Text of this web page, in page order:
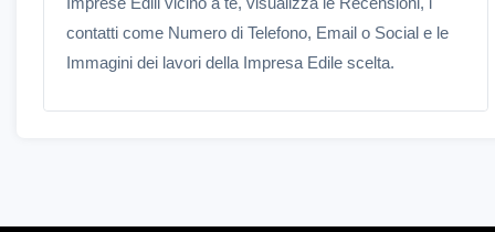
contatti come Numero di Telefono, Email o Social e le
Immagini dei lavori della Impresa Edile scelta.